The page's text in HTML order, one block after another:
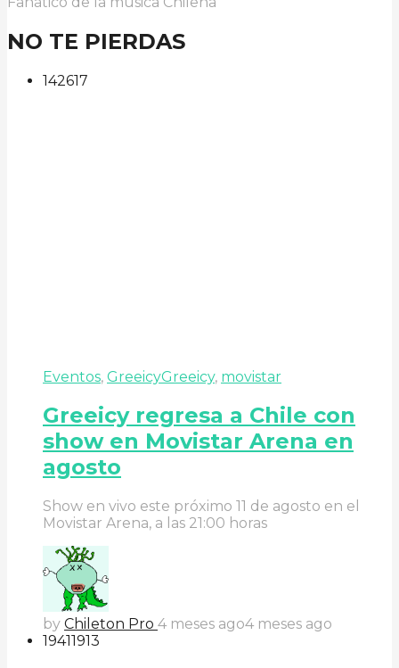
NO TE PIERDAS
142617
Eventos, GreeicyGreeicy, movistar
Greeicy regresa a Chile con
show en Movistar Arena en
agosto
Show en vivo este próximo 11 de agosto en el
Movistar Arena, a las 21:00 horas
by Chileton Pro 4 meses ago4 meses ago
19411913